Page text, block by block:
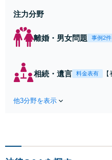
注力分野
離婚・男女問題 事例2件
相続・遺言 料金表有
【
他3分野を表示